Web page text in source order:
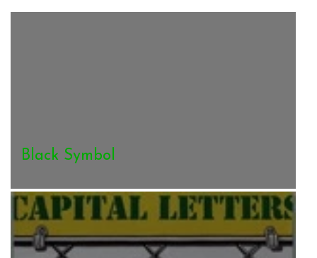
Black Symbol